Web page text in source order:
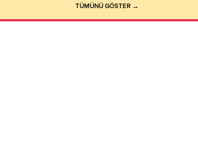
TÜMÜNÜ GÖSTER →